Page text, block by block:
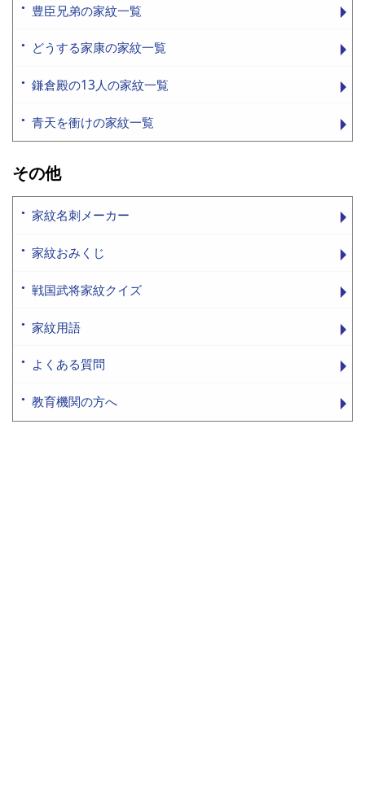
豊臣兄弟の家紋一覧
どうする家康の家紋一覧
鎌倉殿の13人の家紋一覧
青天を衝けの家紋一覧
その他
家紋名刺メーカー
家紋おみくじ
戦国武将家紋クイズ
家紋用語
よくある質問
教育機関の方へ